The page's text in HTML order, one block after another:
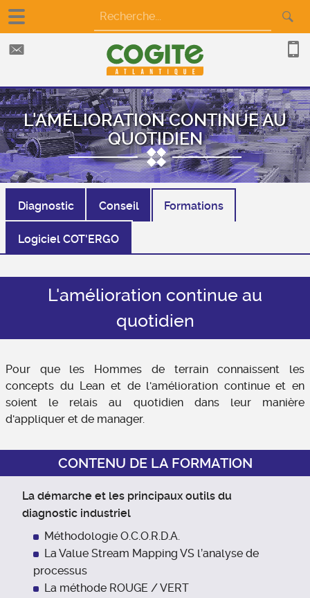
L'AMÉLIORATION CONTINUE AU
QUOTIDIEN
Diagnostic Conseil Formations
Logiciel COT'ERGO
L'amélioration continue au
quotidien
Pour que les Hommes de terrain connaissent les
concepts du Lean et de l'amélioration continue et en
soient le relais au quotidien dans leur manière
d'appliquer et de manager.
CONTENU DE LA FORMATION
La démarche et les principaux outils du
diagnostic industriel
Méthodologie O.C.O.R.D.A.
La Value Stream Mapping VS l’analyse de
processus
La méthode ROUGE / VERT